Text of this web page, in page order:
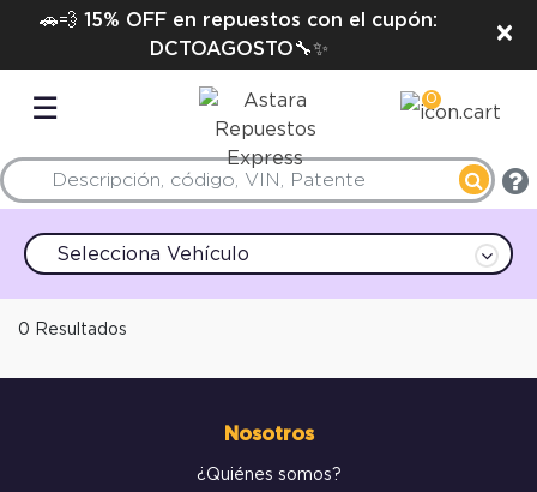
🚗💨 15% OFF en repuestos con el cupón:
DCTOAGOSTO🔧✨
×
☰ 0
Selecciona Vehículo
0 Resultados
Nosotros
¿Quiénes somos?